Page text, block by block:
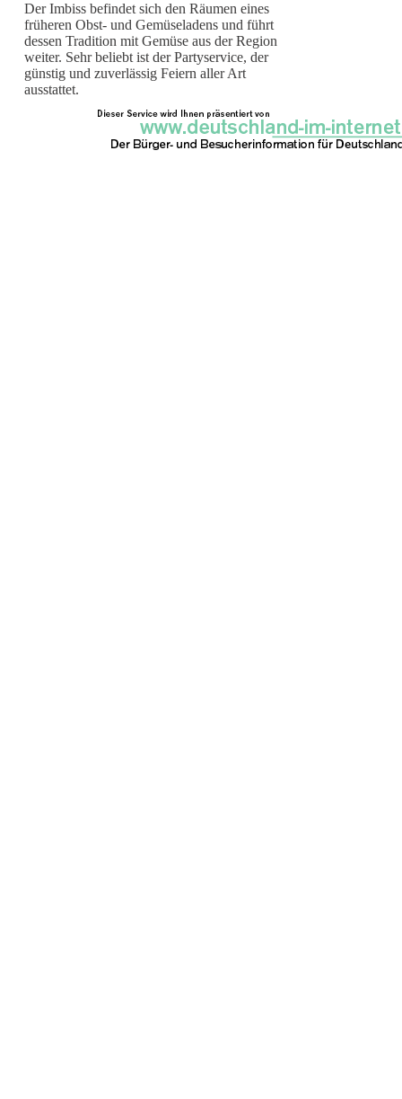
Der Imbiss befindet sich den Räumen eines
früheren Obst- und Gemüseladens und führt
dessen Tradition mit Gemüse aus der Region
weiter. Sehr beliebt ist der Partyservice, der
günstig und zuverlässig Feiern aller Art
ausstattet.